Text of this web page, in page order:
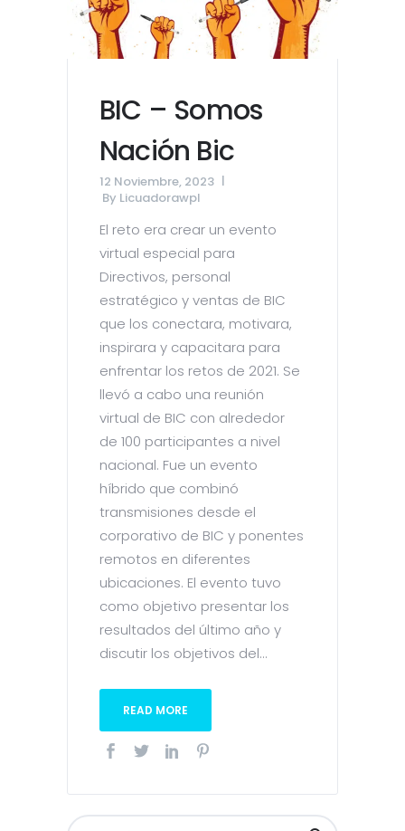
BIC – Somos
Nación Bic
12 Noviembre, 2023
By Licuadorawpl
El reto era crear un evento
virtual especial para
Directivos, personal
estratégico y ventas de BIC
que los conectara, motivara,
inspirara y capacitara para
enfrentar los retos de 2021. Se
llevó a cabo una reunión
virtual de BIC con alrededor
de 100 participantes a nivel
nacional. Fue un evento
híbrido que combinó
transmisiones desde el
corporativo de BIC y ponentes
remotos en diferentes
ubicaciones. El evento tuvo
como objetivo presentar los
resultados del último año y
discutir los objetivos del...
READ MORE